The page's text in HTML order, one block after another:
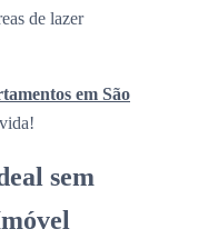
de lazer
em São
sem